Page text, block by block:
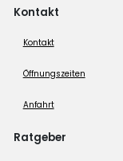
Kontakt
Kontakt
Öffnungszeiten
Anfahrt
Ratgeber